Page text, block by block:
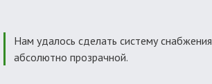
Нам удалось сделать систему снабжения
абсолютно прозрачной.